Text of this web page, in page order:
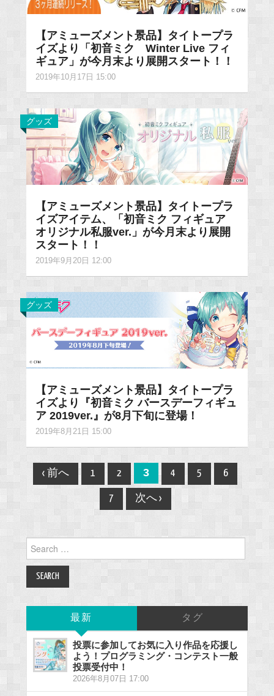
【アミューズメント景品】タイトープラ
イズより「初音ミク Winter Live フィ
ギュア」が今月末より展開スタート！！
2019年10月17日 15:00
グッズ
【アミューズメント景品】タイトープラ
イズアイテム、「初音ミク フィギュア
オリジナル私服ver.」が今月末より展開
スタート！！
2019年9月20日 12:00
グッズ
【アミューズメント景品】タイトープラ
イズより『初音ミク バースデーフィギュ
ア 2019ver.』が8月下旬に登場！
2019年8月21日 15:00
Post
navigation
‹ 前へ 1 2 3 4 5 6
7 次へ ›
for:
最新 タグ
投票に参加してお気に入り作品を応援し
よう！プログラミング・コンテスト一般
投票受付中！
2026年8月07日 17:00